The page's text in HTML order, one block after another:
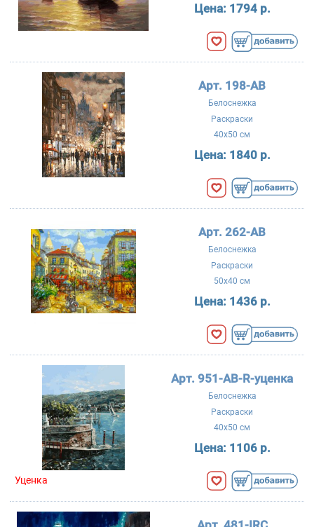
Цена: 1794 р.
Арт. 198-AB
Белоснежка
Раскраски
40x50 см
Цена: 1840 р.
Арт. 262-AB
Белоснежка
Раскраски
50x40 см
Цена: 1436 р.
Арт. 951-AB-R-уценка
Белоснежка
Раскраски
40x50 см
Цена: 1106 р.
Уценка